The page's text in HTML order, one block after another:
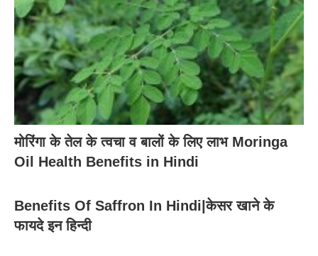
मोरिंगा के तेल के त्वचा व बालों के लिए लाभ Moringa
Oil Health Benefits in Hindi
Benefits Of Saffron In Hindi|केसर खाने के
फायदे इन हिन्दी